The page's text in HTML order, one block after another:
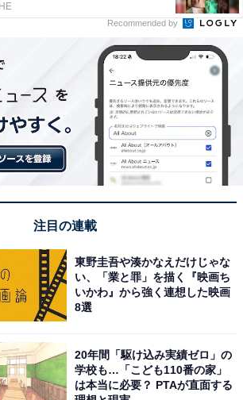
Recommended by
注目の連載
東野圭吾や湊かなえだけじゃな
い、「業と罪」を描く『映画ち
いかわ』から強く連想した映画
8選
20年間「駆け込み実績ゼロ」の
学校も…「こども110番の家」
は本当に必要？ PTAが直面する